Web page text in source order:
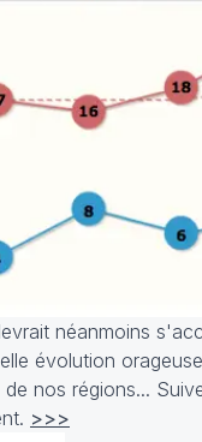
néanmoins
évolution
nos régions...
>>>